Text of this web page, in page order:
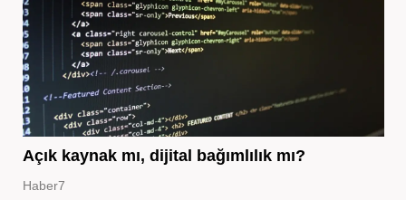
Açık kaynak mı, dijital bağımlılık mı?
Haber7